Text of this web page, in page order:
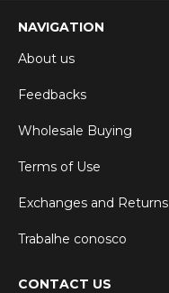
NAVIGATION
About us
Feedbacks
Wholesale Buying
Terms of Use
Exchanges and Returns
Trabalhe conosco
CONTACT US